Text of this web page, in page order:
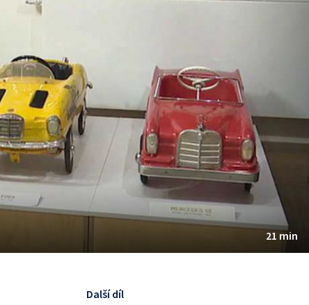
21 min
Další díl